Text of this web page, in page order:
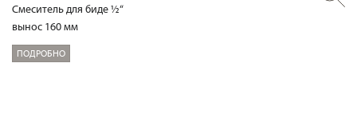
Смеситель для биде ½“
вынос 160 мм
ПОДРОБНО